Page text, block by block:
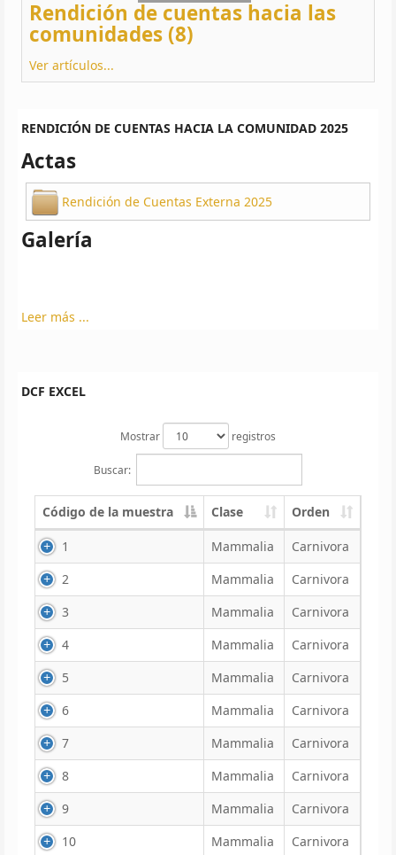
Rendición de cuentas hacia las
comunidades (8)
Ver artículos...
RENDICIÓN DE CUENTAS HACIA LA COMUNIDAD 2025
Actas
Rendición de Cuentas Externa 2025
Galería
Leer más ...
DCF EXCEL
Mostrar registros
Buscar:
Código de la muestra Clase Orden
1 Mammalia
Carnivora
2
Mammalia
Carnivora
3
Mammalia
Carnivora
4
Mammalia
Carnivora
5
Mammalia
Carnivora
6
Mammalia
Carnivora
7
Mammalia
Carnivora
8
Mammalia
Carnivora
9
Mammalia
Carnivora
10
Mammalia Carnivora